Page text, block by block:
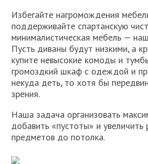
Избегайте нагромождения
поддерживайте спартанскую
минималистическая мебель —
Пусть диваны будут низкими, а
купите невысокие комоды и
громоздкий шкаф с одеждой и
некуда деть, то хотя бы
зрения.
Наша задача организовать
добавить «пустоты» и увеличить
предметов до потолка.